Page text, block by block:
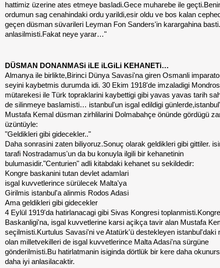
hattimiz üzerine ates etmeye basladi.Gece muharebe ile
ordumun sag cenahindaki ordu yarildi,esir oldu ve bos kalan
geçen düsman süvarileri Leyman Fon Sanders'in karargahina
anlasilmisti.Fakat neye yarar…"
DÜSMAN DONANMASi iLE iLGiLi KEHANETi…
Almanya ile birlikte,Birinci Dünya Savasi'na giren Osmanli
seyini kaybetmis durumda idi. 30 Ekim 1918'de imzaladigi Mondros
mütarekesi ile Türk topraklarini kaybettigi gibi yavas yavas tarih
de silinmeye baslamisti… istanbul'un isgal edildigi
Mustafa Kemal düsman zirhlilarini Dolmabahçe önünde gördügü
üzüntüyle:
"Geldikleri gibi gidecekler.."
Daha sonrasini zaten biliyoruz.Sonuç olarak geldikleri gibi gittiler.
tarafi Nostradamus'un da bu konuyla ilgili bir kehanetinin
bulumasidir."Centurien" adli kitabdaki kehanet su sekildedir:
Kongre baskanini tutan devlet adamlari
isgal kuvvetlerince sürülecek Malta'ya
Girilmis istanbul'a alinmis Rodos Adasi
Ama geldikleri gibi gidecekler
4 Eylül 1919'da hatirlanacagi gibi Sivas Kongresi toplanmisti.Kongre
Baskanligi'na, isgal kuvvetlerine karsi açikça tavir alan Mustafa
seçilmisti.Kurtulus Savasi'ni ve Atatürk'ü destekleyen istanbul'daki
olan milletvekilleri de isgal kuvvetlerince Malta Adasi'na sürgüne
gönderilmisti.Bu hatirlatmanin isiginda dörtlük bir kere daha
daha iyi anlasilacaktir.